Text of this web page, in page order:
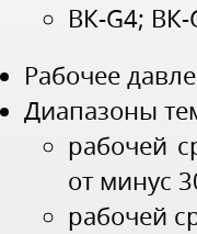
ВК-G4;
Рабочее
Диапазоны
рабочей
от минус
рабочей